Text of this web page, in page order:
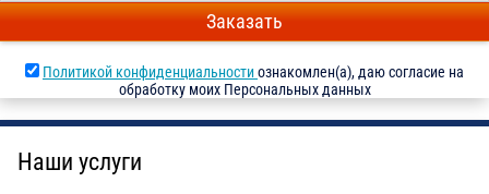
Заказать
Политикой конфиденциальностиознакомлен(а), даю согласие на
обработку моих Персональных данных
Наши услуги